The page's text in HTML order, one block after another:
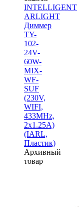
INTELLIGENT
ARLIGHT
Диммер
TY-
102-
24V-
60W-
MIX-
WF-
SUF
(230V,
WIFI,
433MHz,
2x1.25A)
(IARL,
Пластик)
Архивный
товар